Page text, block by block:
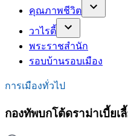
คุณภาพชีวิต
วาไรตี้
พระราชสำนัก
รอบบ้านรอบเมือง
การเมืองทั่วไป
กองทัพบกโต้ดราม่าเบี้ยเ